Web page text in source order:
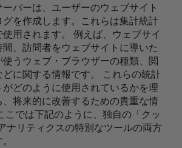
バーは、ユーザーのウェブサイト
を作成します。これらは集計統計
用されます。 例えば、ウェブサイ
間、訪問者をウェブサイトに導いた
うウェブ・ブラウザーの種類、閲
に関する情報です。 これらの統計
どのように使用されているかを理
将来的に改善するための貴重な情
こでは下記のように、独自の「クッ
ナリティクスの特別なツールの両方